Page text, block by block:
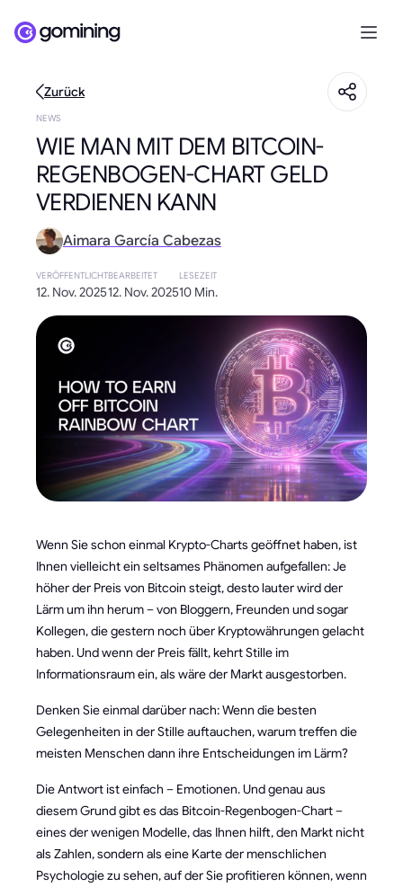
Zurück
NEWS
WIE MAN MIT DEM BITCOIN-
REGENBOGEN-CHART GELD
VERDIENEN KANN
Aimara García Cabezas
VERÖFFENTLICHT
12. Nov. 2025
BEARBEITET
12. Nov. 2025
LESEZEIT
10 Min.
Wenn Sie schon einmal Krypto-Charts geöffnet haben, ist
Ihnen vielleicht ein seltsames Phänomen aufgefallen: Je
höher der Preis von Bitcoin steigt, desto lauter wird der
Lärm um ihn herum – von Bloggern, Freunden und sogar
Kollegen, die gestern noch über Kryptowährungen gelacht
haben. Und wenn der Preis fällt, kehrt Stille im
Informationsraum ein, als wäre der Markt ausgestorben.
Denken Sie einmal darüber nach: Wenn die besten
Gelegenheiten in der Stille auftauchen, warum treffen die
meisten Menschen dann ihre Entscheidungen im Lärm?
Die Antwort ist einfach – Emotionen. Und genau aus
diesem Grund gibt es das Bitcoin-Regenbogen-Chart –
eines der wenigen Modelle, das Ihnen hilft, den Markt nicht
als Zahlen, sondern als eine Karte der menschlichen
Psychologie zu sehen, auf der Sie profitieren können, wenn